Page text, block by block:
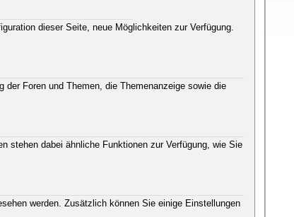
dieser Seite, neue Möglichkeiten zur Verfügung.
Foren und Themen, die Themenanzeige sowie die
stehen dabei ähnliche Funktionen zur Verfügung, wie Sie
werden. Zusätzlich können Sie einige Einstellungen